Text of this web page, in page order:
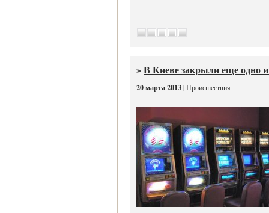
»В Киеве закрыли еще одно
20 марта 2013| Происшествия